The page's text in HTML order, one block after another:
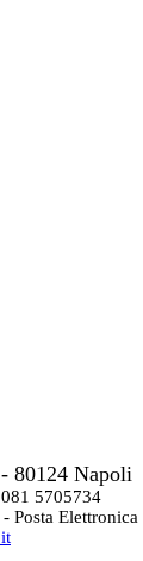
80124 Napoli
5705734
- Posta